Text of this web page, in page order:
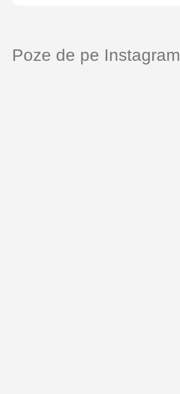
Poze de pe Instagram